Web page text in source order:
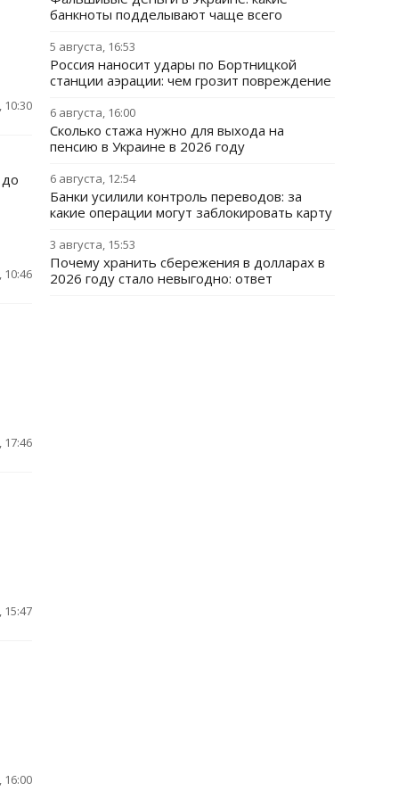
10:30
10:46
17:46
15:47
16:00
банкноты подделывают чаще всего
5 августа, 16:53
Россия наносит удары по Бортницкой
станции аэрации: чем грозит повреждение
6 августа, 16:00
Сколько стажа нужно для выхода на
пенсию в Украине в 2026 году
6 августа, 12:54
Банки усилили контроль переводов: за
какие операции могут заблокировать карту
3 августа, 15:53
Почему хранить сбережения в долларах в
2026 году стало невыгодно: ответ